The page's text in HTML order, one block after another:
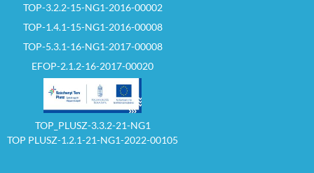
TOP-3.2.2-15-NG1-2016-00002
TOP-1.4.1-15-NG1-2016-00008
TOP-5.3.1-16-NG1-2017-00008
EFOP-2.1.2-16-2017-00020
TOP_PLUSZ-3.3.2-21-NG1
TOP PLUSZ-1.2.1-21-NG1-2022-00105